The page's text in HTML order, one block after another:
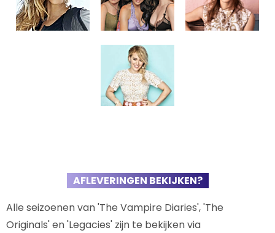
AFLEVERINGEN BEKIJKEN?
Alle seizoenen van 'The Vampire Diaries', 'The
Originals' en 'Legacies' zijn te bekijken via